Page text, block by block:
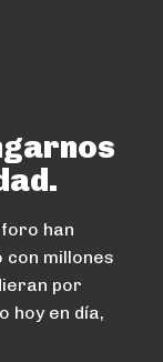
han
con millones
por
hoy en día,